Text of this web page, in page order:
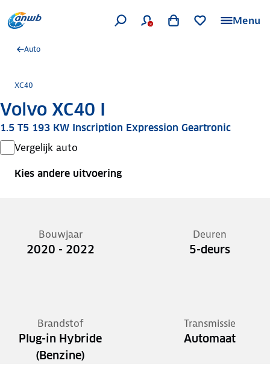
Menu
Auto
XC40
Volvo XC40 I
1.5 T5 193 KW Inscription Expression Geartronic
Vergelijk auto
Kies andere uitvoering
Bouwjaar
2020 - 2022
Deuren
5-deurs
Brandstof
Plug-in Hybride
(Benzine)
Transmissie
Automaat